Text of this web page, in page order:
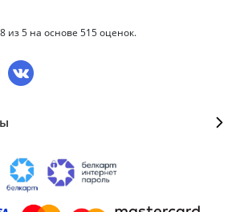
из5 на основе 515оценок.